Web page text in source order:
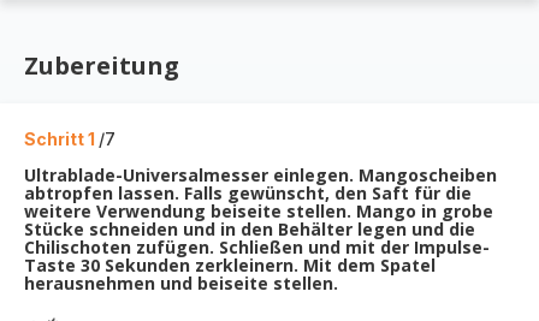
Zubereitung
Schritt 1 /7
Ultrablade-Universalmesser einlegen. Mangoscheiben
abtropfen lassen. Falls gewünscht, den Saft für die
weitere Verwendung beiseite stellen. Mango in grobe
Stücke schneiden und in den Behälter legen und die
Chilischoten zufügen. Schließen und mit der Impulse-
Taste 30 Sekunden zerkleinern. Mit dem Spatel
herausnehmen und beiseite stellen.